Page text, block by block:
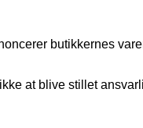
butikkernes
at blive stillet